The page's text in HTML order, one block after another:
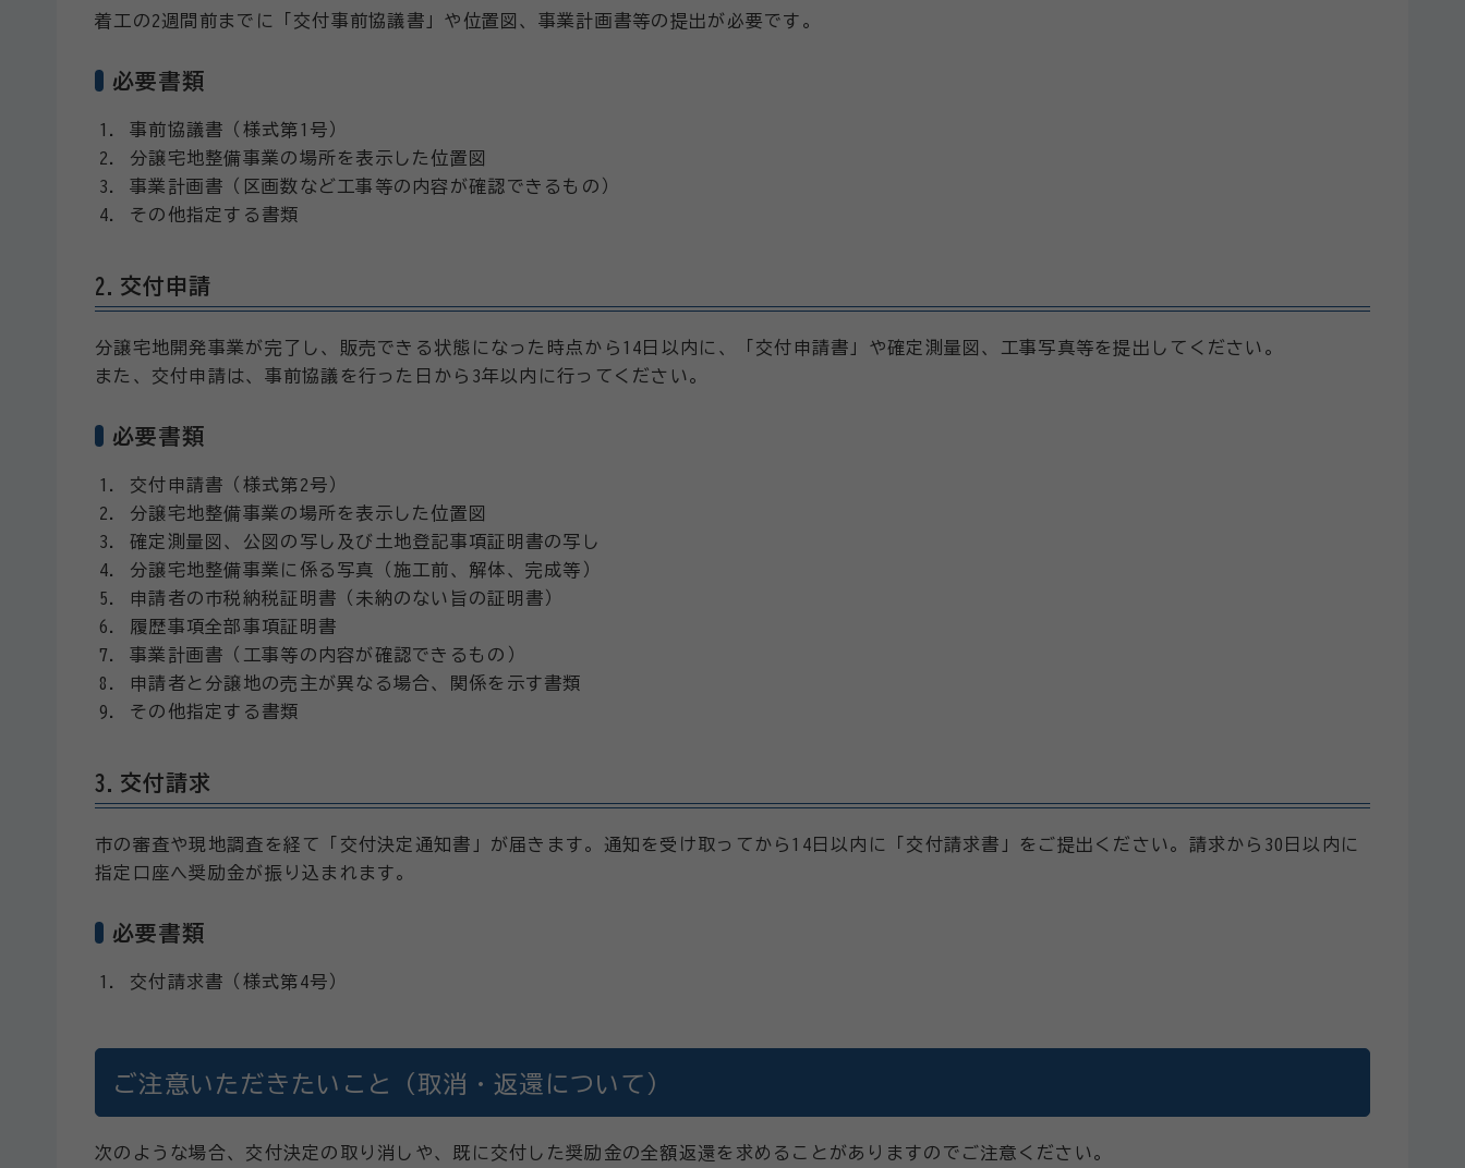
着工の2週間前までに「交付事前協議書」や位置図、事業計画書等の提出が必要です。
必要書類
事前協議書（様式第1号）
分譲宅地整備事業の場所を表示した位置図
事業計画書（区画数など工事等の内容が確認できるもの）
その他指定する書類
2.交付申請
分譲宅地開発事業が完了し、販売できる状態になった時点から14日以内に、「交付申請書」や確定測量図、工事写真等を提出してください。
また、交付申請は、事前協議を行った日から3年以内に行ってください。
必要書類
交付申請書（様式第2号）
分譲宅地整備事業の場所を表示した位置図
確定測量図、公図の写し及び土地登記事項証明書の写し
分譲宅地整備事業に係る写真（施工前、解体、完成等）
申請者の市税納税証明書（未納のない旨の証明書）
履歴事項全部事項証明書
事業計画書（工事等の内容が確認できるもの）
申請者と分譲地の売主が異なる場合、関係を示す書類
その他指定する書類
3.交付請求
市の審査や現地調査を経て「交付決定通知書」が届きます。通知を受け取ってから14日以内に「交付請求書」をご提出ください。請求から30日以内に
指定口座へ奨励金が振り込まれます。
必要書類
交付請求書（様式第4号）
ご注意いただきたいこと（取消・返還について）
次のような場合、交付決定の取り消しや、既に交付した奨励金の全額返還を求めることがありますのでご注意ください。